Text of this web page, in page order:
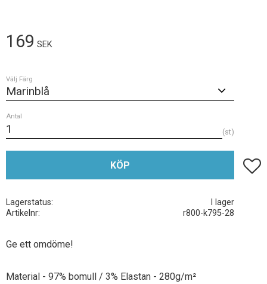
169 SEK
Välj Färg
Antal
st
KÖP Lägg
Lagerstatus
I lager
Artikelnr
r800-k795-28
Ge ett omdöme!
Material - 97% bomull / 3% Elastan - 280g/m²